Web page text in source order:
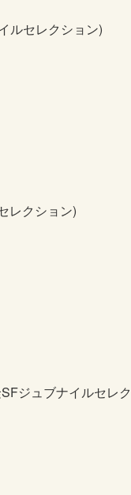
ルセレクション)
レクション)
ジュブナイルセレ